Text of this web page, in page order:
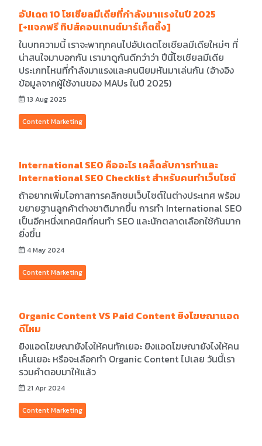
อัปเดต 10 โซเชียลมีเดียที่กำลังมาแรงในปี 2025
[+แจกฟรี ทิปส์คอนเทนต์มาร์เก็ตติ้ง]
ในบทความนี้ เราจะพาทุกคนไปอัปเดตโซเชียลมีเดียใหม่ๆ ที่
น่าสนใจมาบอกกัน เรามาดูกันดีกว่าว่า ปีนี้โซเชียลมีเดีย
ประเภทไหนที่กำลังมาแรงและคนนิยมหันมาเล่นกัน (อ้างอิง
ข้อมูลจากผู้ใช้งานของ MAUs ในปี 2025)
13 Aug 2025
Content Marketing
International SEO คืออะไร เคล็ดลับการทำและ
International SEO Checklist สำหรับคนทำเว็บไซต์
ถ้าอยากเพิ่มโอกาสการคลิกชมเว็บไซต์ในต่างประเทศ พร้อม
ขยายฐานลูกค้าต่างชาติมากขึ้น การทำ International SEO
เป็นอีกหนึ่งเทคนิคที่คนทำ SEO และนักตลาดเลือกใช้กันมาก
ยิ่งขึ้น
4 May 2024
Content Marketing
Organic Content VS Paid Content ยิงโฆษณาแอด
ดีไหม
ยิงแอดโฆษณายังไงให้คนทักเยอะ ยิงแอดโฆษณายังไงให้คน
เห็นเยอะ หรือจะเลือกทำ Organic Content ไปเลย วันนี้เรา
รวมคำตอบมาให้แล้ว
21 Apr 2024
Content Marketing